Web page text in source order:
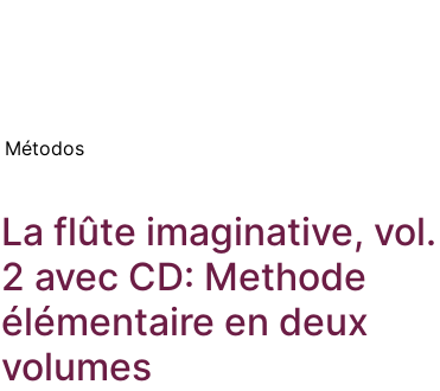
Métodos
La flûte imaginative, vol.
2 avec CD: Methode
élémentaire en deux
volumes